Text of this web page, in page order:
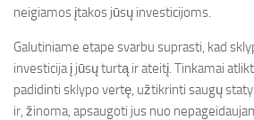
neigiamos įtakos jūsų investicijoms.
Galutiniame etape svarbu suprasti, kad
investicija į jūsų turtą ir ateitį. Tinkamai
padidinti sklypo vertę, užtikrinti saugų
ir, žinoma, apsaugoti jus nuo